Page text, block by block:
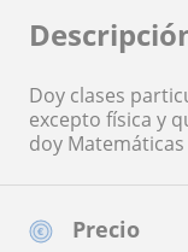
Precio
Doy clases
excepto física y
doy